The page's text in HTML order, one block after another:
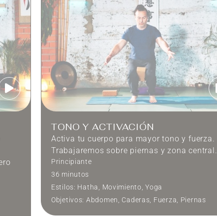
TONO Y ACTIVACIÓN
Activa tu cuerpo para mayor tono y fuerza.
Trabajaremos sobre piernas y zona central.
Principiante
36 minutos
Estilos: Hatha, Movimiento,Yoga
Objetivos: Abdomen, Caderas, Fuerza, Piernas